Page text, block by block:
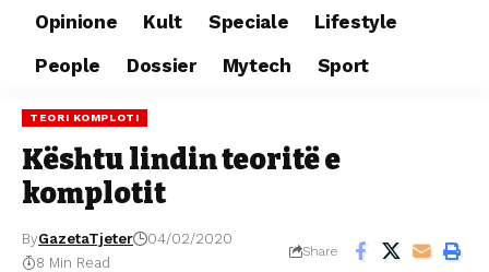
Opinione
Kult Speciale
Lifestyle
People
Dossier Mytech Sport
TEORI KOMPLOTI
Kështu lindin teoritë e
komplotit
ByGazetaTjeter
04/02/2020
8 Min Read
Share